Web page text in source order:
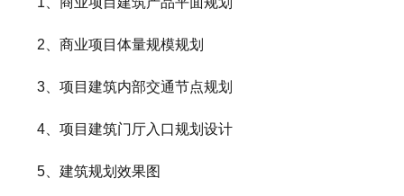
2、商业项目体量规模规划
3、项目建筑内部交通节点规划
4、项目建筑门厅入口规划设计
5、建筑规划效果图